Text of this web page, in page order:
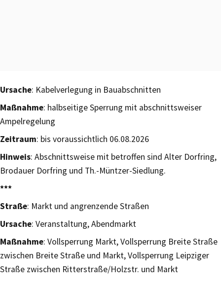
Ursache: Kabelverlegung in Bauabschnitten
Maßnahme: halbseitige Sperrung mit abschnittsweiser
Ampelregelung
Zeitraum: bis voraussichtlich 06.08.2026
Hinweis: Abschnittsweise mit betroffen sind Alter Dorfring,
Brodauer Dorfring und Th.-Müntzer-Siedlung.
***
Straße: Markt und angrenzende Straßen
Ursache: Veranstaltung, Abendmarkt
Maßnahme: Vollsperrung Markt, Vollsperrung Breite Straße
zwischen Breite Straße und Markt, Vollsperrung Leipziger
Straße zwischen Ritterstraße/Holzstr. und Markt